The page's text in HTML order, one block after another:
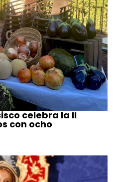
celebra la II
con ocho